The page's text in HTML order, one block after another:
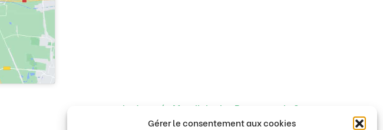
Gérer le consentement aux cookies
La Journée Mondiale des Donneurs de Sang